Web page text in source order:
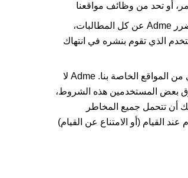
Adme عن كل المطالبات،
الذي تقوم بنشره في انتهاك
المواقع الخاصة بنا. Adme لا
بعض المستخدمين هذه الشروط،
أن تتحمل جميع المخاطر
القيام (أو الامتناع عن القيام)